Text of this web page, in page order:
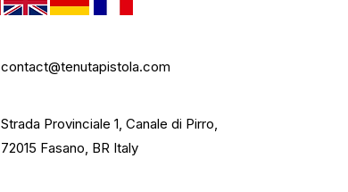
contact@tenutapistola.com
Strada Provinciale 1, Canale di Pirro,
72015 Fasano, BR Italy